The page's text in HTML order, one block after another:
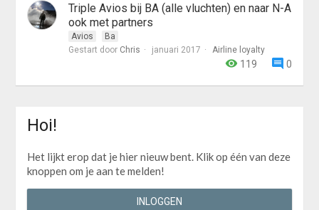
Triple Avios bij BA (alle vluchten) en naar N-A
ook met partners
Avios
Ba
Gestart door Chris januari 2017 Airline loyalty
0
119
Hoi!
Het lijkt erop dat je hier nieuw bent. Klik op één van deze
knoppen om je aan te melden!
INLOGGEN